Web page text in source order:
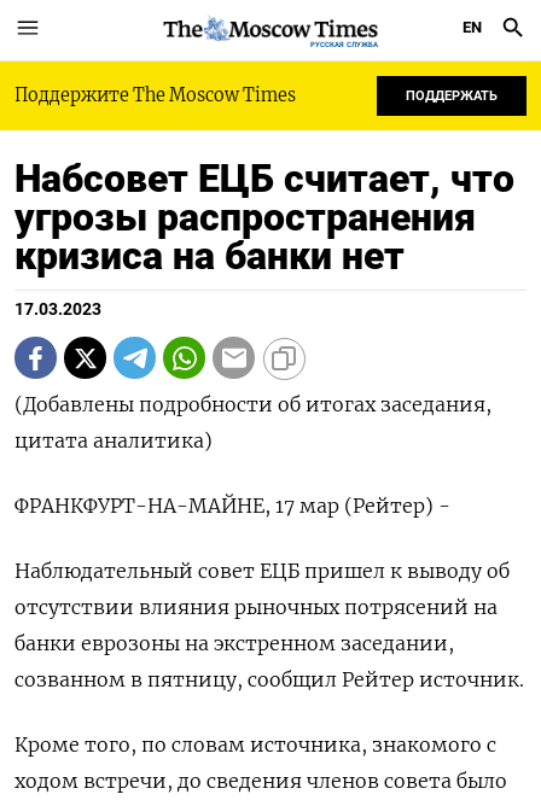
РУССКАЯ СЛУЖБА
EN
Поддержите The Moscow Times ПОДДЕРЖАТЬ
Набсовет ЕЦБ считает, что
угрозы распространения
кризиса на банки нет
17.03.2023
(Добавлены подробности об итогах заседания,
цитата аналитика)
ФРАНКФУРТ-НА-МАЙНЕ, 17 мар (Рейтер) -
Наблюдательный совет ЕЦБ пришел к выводу об
отсутствии влияния рыночных потрясений на
банки еврозоны на экстренном заседании,
созванном в пятницу, сообщил Рейтер источник.
Кроме того, по словам источника, знакомого с
ходом встречи, до сведения членов совета было